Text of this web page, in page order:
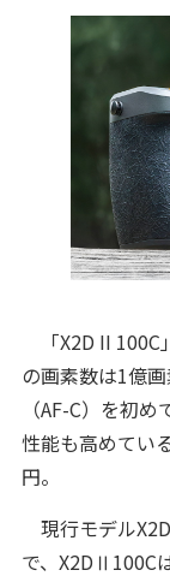
「X2D II 100C
の画素数は1億
（AF-C）を初
性能も高めてい
円。
現行モデル
で、X2DⅡ100C